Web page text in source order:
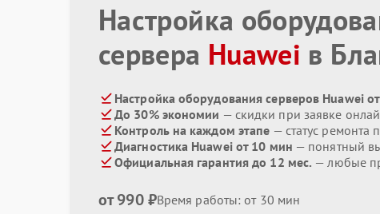
Настройка
сервера Huawei в
Настройка оборудования серверов Huawei
До 30% экономии — скидки при заявке
Контроль на каждом этапе — статус ремонта
Диагностика Huawei от 10 мин — понятный
Официальная гарантия до 12 мес. — любые
от 990 ₽Время работы: от 30 мин